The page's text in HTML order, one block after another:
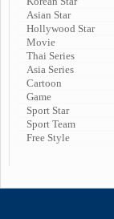
Asian Star
Hollywood Star
Movie
Thai Series
Asia Series
Cartoon
Game
Sport Star
Sport Team
Free Style